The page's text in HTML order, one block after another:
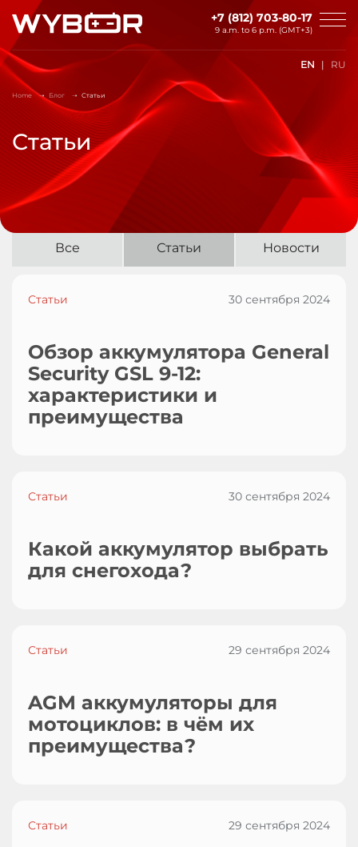
Skip to main content
+7 (812) 703-80-17
9 a.m. to 6 p.m. (GMT+3)
EN RU
Home Блог Статьи
Статьи
Все Статьи Новости
Статьи 30 сентября 2024
Обзор аккумулятора General
Security GSL 9-12:
характеристики и
преимущества
Статьи 30 сентября 2024
Какой аккумулятор выбрать
для снегохода?
Статьи 29 сентября 2024
AGM аккумуляторы для
мотоциклов: в чём их
преимущества?
Статьи 29 сентября 2024